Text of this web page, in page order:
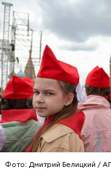
Фото: Дмитрий Белицкий /
— В дыне
представлен
хорошо, потому
помнить, что
увлекаться, так же
сахарным
подчеркнула